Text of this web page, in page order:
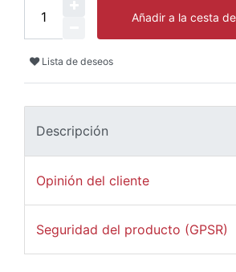
Añadir a la cesta
Lista de deseos
Descripción
Opinión del cliente
Seguridad del producto (GPSR)